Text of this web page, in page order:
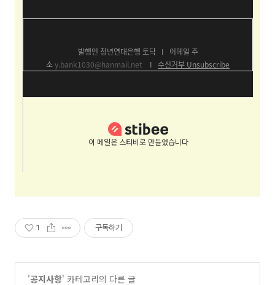
발행인 청년연대은행 토닥 I 이메일 주
소y.bank1030@hanmail.net I 수신거부 Unsubscribe
이 메일은 스티비로 만들었습니다
1 구독하기
'공지사항' 카테고리의 다른 글